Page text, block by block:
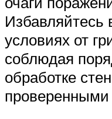
условиях от
соблюдая
обработке
проверенными